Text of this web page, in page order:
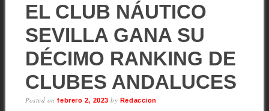
EL CLUB NÁUTICO
SEVILLA GANA SU
DÉCIMO RANKING DE
CLUBES ANDALUCES
Posted onfebrero 2, 2023 by Redaccion